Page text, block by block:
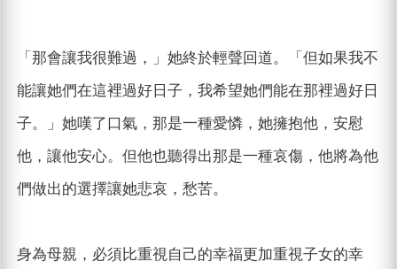
「那會讓我很難過，」她終於輕聲回道。「但如果我不
能讓她們在這裡過好日子，我希望她們能在那裡過好日
子。」她嘆了口氣，那是一種愛憐，她擁抱他，安慰
他，讓他安心。但他也聽得出那是一種哀傷，他將為他
們做出的選擇讓她悲哀，愁苦。
身為母親，必須比重視自己的幸福更加重視子女的幸